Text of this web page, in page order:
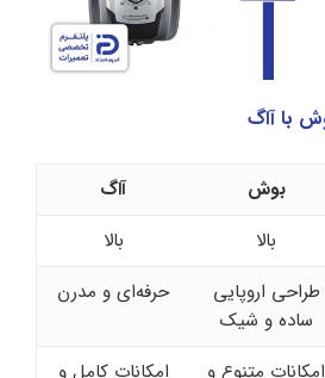
بوش
آاگ
بالا
بالا
طراحی اروپایی
ساده و شیک
حرفه‌ای و مدرن
امکانات متنوع و
امکانات کامل و